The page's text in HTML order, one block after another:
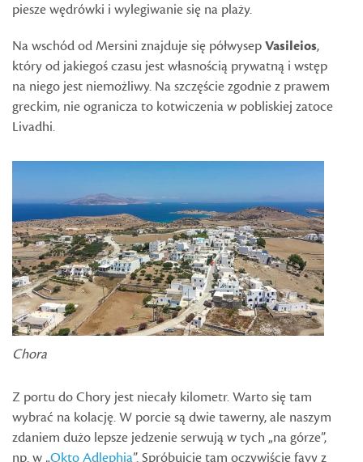
piesze wędrówki i wylegiwanie się na plaży.
Na wschód od Mersini znajduje się półwysepVasileios,
który od jakiegoś czasu jest własnością prywatną i wstęp
na niego jest niemożliwy. Na szczęście zgodnie z prawem
greckim, nie ogranicza to kotwiczenia w pobliskiej zatoce
Livadhi.
Chora
Z portu do Chory jest niecały kilometr. Warto się tam
wybrać na kolację. W porcie są dwie tawerny, ale naszym
zdaniem dużo lepsze jedzenie serwują w tych „na górze”,
np. w „Okto Adlephia”. Spróbujcie tam oczywiście favy z